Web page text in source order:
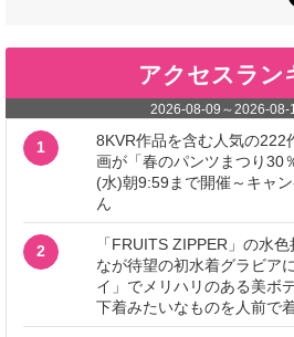
アクセスラン
2026-08-09 ～ 2026-08-
1
8KVR作品を含む人気の222
画が「春のパンツまつり30
(水)朝9:59まで開催～キャ
ん
2
「FRUITS ZIPPER」の水
なが待望の初水着グラビア
イ」でメリハリのある美ボ
下着みたいなものを人前で